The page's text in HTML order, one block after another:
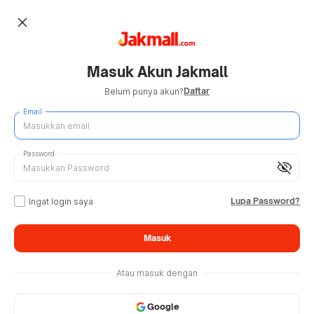
close
Masuk Akun Jakmall
Belum punya akun?Daftar
Email
visibility_off
Password
Ingat login saya Lupa Password?
Masuk
Atau masuk dengan
Google